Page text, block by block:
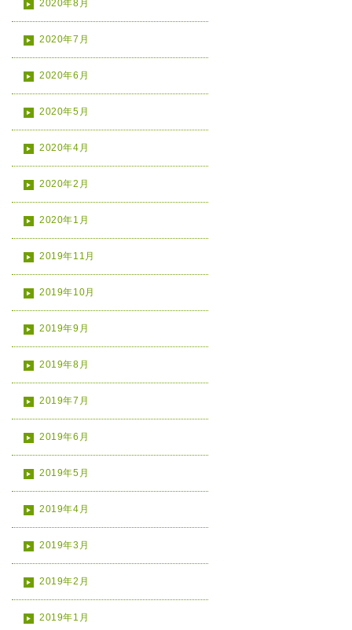
2020年8月
2020年7月
2020年6月
2020年5月
2020年4月
2020年2月
2020年1月
2019年11月
2019年10月
2019年9月
2019年8月
2019年7月
2019年6月
2019年5月
2019年4月
2019年3月
2019年2月
2019年1月